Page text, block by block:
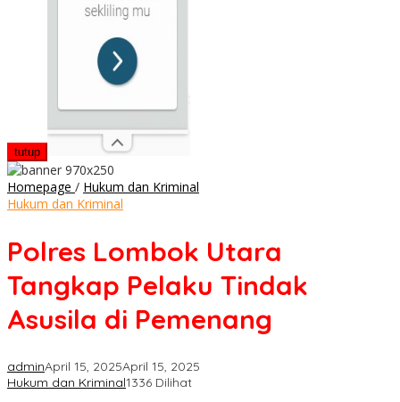
tutup
Homepage / Hukum dan Kriminal
Pelaku
Asusila
Pemenang
Hukum dan Kriminal
Polres Lombok Utara
Tangkap Pelaku Tindak
Asusila di Pemenang
adminApril 15, 2025April 15, 2025
Hukum dan Kriminal1336 Dilihat